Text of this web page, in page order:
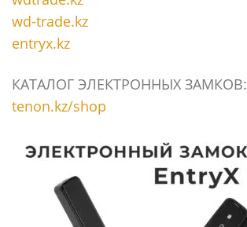
wd-trade.kz
entryx.kz
КАТАЛОГ ЭЛЕКТРОННЫХ ЗАМКОВ:
tenon.kz/shop